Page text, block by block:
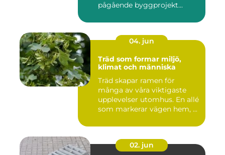
pågående byggprojekt...
04. jun
Träd som formar miljö,
klimat och människa
Träd skapar ramen för
många av våra viktigaste
upplevelser utomhus. En allé
som markerar vägen hem, ...
02. jun